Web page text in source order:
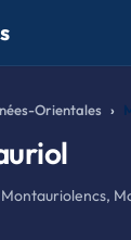
Orientales